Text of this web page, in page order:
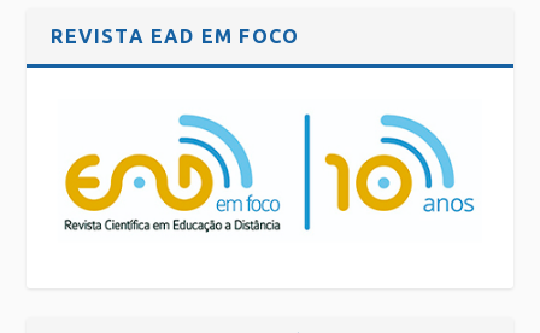
REVISTA EAD EM FOCO